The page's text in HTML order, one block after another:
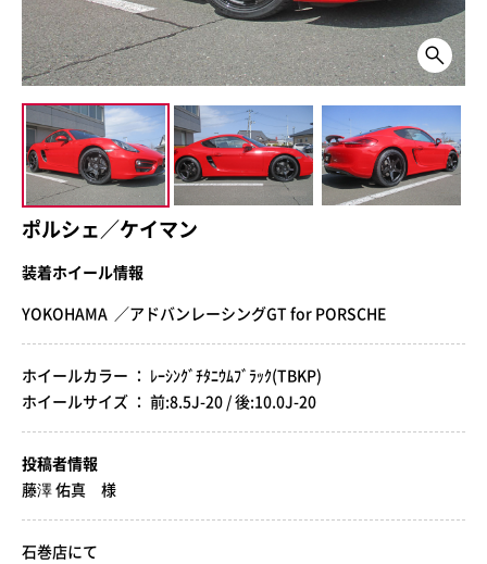
ポルシェ／ケイマン
装着ホイール情報
YOKOHAMA ／アドバンレーシングGT for PORSCHE
ホイールカラー ： ﾚｰｼﾝｸﾞﾁﾀﾆｳﾑﾌﾞﾗｯｸ(TBKP)
ホイールサイズ ： 前:8.5J-20 / 後:10.0J-20
投稿者情報
藤澤 佑真 様
石巻店にて